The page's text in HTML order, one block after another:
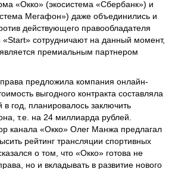
«Окко» (экосистема «Сбербанк») и
Мегафон») даже объединились и
действующего правообладателя
сотрудничают на данный момент,
премиальным партнером
предложила компания онлайн-
выгодного контракта составляла
год, планировалось заключить
т.е. на 24 миллиарда рублей.
канала «Окко» Олег Манжа предлагал
рейтинг трансляции спортивных
о том, что «Окко» готова не
но и вкладывать в развитие нового